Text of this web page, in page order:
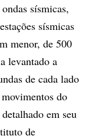
sísmicas,
sísmicas
menor, de 500
levantado a
de cada lado
do
em seu
de